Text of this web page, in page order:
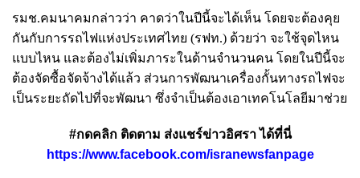
รมช.คมนาคมกล่าวว่า คาดว่าในปีนี้จะได้เห็น โดยจะต้องคุย
กันกับการรถไฟแห่งประเทศไทย (รฟท.) ด้วยว่า จะใช้จุดไหน
แบบไหน และต้องไม่เพิ่มภาระในด้านจำนวนคน โดยในปีนี้จะ
ต้องจัดซื้อจัดจ้างได้แล้ว ส่วนการพัฒนาเครื่องกั้นทางรถไฟจะ
เป็นระยะถัดไปที่จะพัฒนา ซึ่งจำเป็นต้องเอาเทคโนโลยีมาช่วย
#กดคลิก ติดตาม ส่งแชร์ข่าวอิศรา ได้ที่นี่
https://www.facebook.com/isranewsfanpage